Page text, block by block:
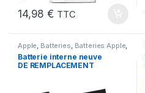
14,98€ TTC
Apple, Batteries, Batteries Apple,
Batteries et chargeurs
6s,Marques,Pieces Portable
Batterie interne neuve
DE REMPLACEMENT